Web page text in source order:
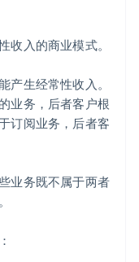
收入的商业模式。
产生经常性收入。
业务，后者客户根
订阅业务，后者客
业务既不属于两者